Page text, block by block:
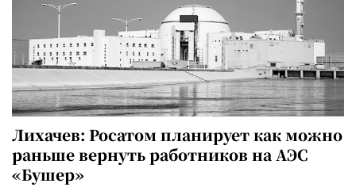
Лихачев: Росатом планирует как можно
раньше вернуть работников на АЭС
«Бушер»